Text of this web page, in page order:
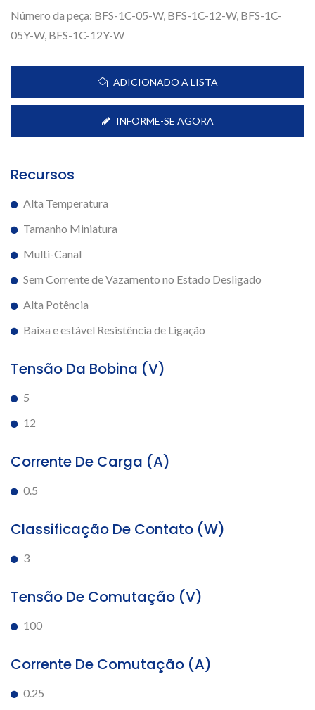
Número da peça: BFS-1C-05-W, BFS-1C-12-W, BFS-1C-
05Y-W, BFS-1C-12Y-W
ADICIONADO A LISTA
INFORME-SE AGORA
Recursos
Alta Temperatura
Tamanho Miniatura
Multi-Canal
Sem Corrente de Vazamento no Estado Desligado
Alta Potência
Baixa e estável Resistência de Ligação
Tensão Da Bobina (V)
5
12
Corrente De Carga (A)
0.5
Classificação De Contato (W)
3
Tensão De Comutação (V)
100
Corrente De Comutação (A)
0.25